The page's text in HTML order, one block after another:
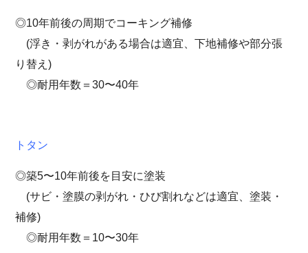
◎10年前後の周期でコーキング補修
(浮き・剥がれがある場合は適宜、下地補修や部分張
り替え)
◎耐用年数＝30〜40年
トタン
◎築5〜10年前後を目安に塗装
(サビ・塗膜の剥がれ・ひび割れなどは適宜、塗装・
補修)
◎耐用年数＝10〜30年